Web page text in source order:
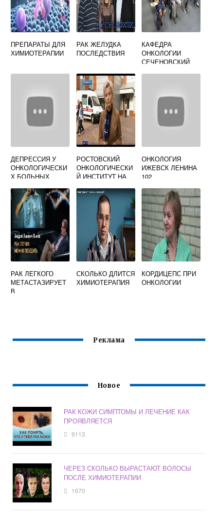
ПРЕПАРАТЫ ДЛЯ
ХИМИОТЕРАПИИ
РАК ЖЕЛУДКА
ПОСЛЕДСТВИЯ
КАФЕДРА
ОНКОЛОГИИ
СЕЧЕНОВСКИЙ
ДЕПРЕССИЯ У
ОНКОЛОГИЧЕСКИ
Х БОЛЬНЫХ
РОСТОВСКИЙ
ОНКОЛОГИЧЕСКИ
Й ИНСТИТУТ НА
ОФИЦИАЛЬНЫЙ
ОНКОЛОГИЯ
ИЖЕВСК ЛЕНИНА
102
ТЕЛЕФОН
РАК ЛЕГКОГО
МЕТАСТАЗИРУЕТ
В
СКОЛЬКО ДЛИТСЯ
ХИМИОТЕРАПИЯ
КОРДИЦЕПС ПРИ
ОНКОЛОГИИ
Реклама
Новое
РАК КОЖИ СИМПТОМЫ И ЛЕЧЕНИЕ КАК
ПРОЯВЛЯЕТСЯ
9113
ЧЕРЕЗ СКОЛЬКО ВЫРАСТАЮТ ВОЛОСЫ
ПОСЛЕ ХИМИОТЕРАПИИ
1670